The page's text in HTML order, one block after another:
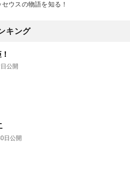
ウスの物語を知る！
キング
公開
日公開